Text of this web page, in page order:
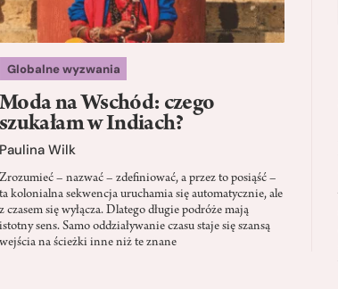
Globalne wyzwania
Moda na Wschód: czego
szukałam w Indiach?
Paulina Wilk
Zrozumieć – nazwać – zdefiniować, a przez to posiąść –
ta kolonialna sekwencja uruchamia się automatycznie, ale
z czasem się wyłącza. Dlatego długie podróże mają
istotny sens. Samo oddziaływanie czasu staje się szansą
wejścia na ścieżki inne niż te znane